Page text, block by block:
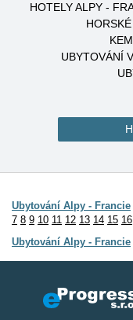
HOTELY ALPY -
UBYTOVÁNÍ
Ubytování Alpy - Francie
7 8 9 10 11 12 13 14 15 16
Ubytování Alpy - Francie